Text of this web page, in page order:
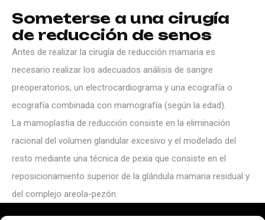
Someterse a una cirugía
de reducción de senos
Antes de realizar la cirugía de reducción mamaria es
necesario realizar los adecuados análisis de sangre
preoperatorios, un electrocardiograma y una ecografía o
ecografía combinada con mamografía (según la edad).
La mamoplastia de reducción consiste en la eliminación
racional del volumen glandular excesivo y el modelado del
resto mediante una técnica de pexia que consiste en el
reposicionamiento superior de la glándula mamaria residual y
del complejo areola-pezón.